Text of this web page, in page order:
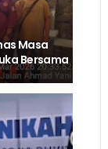
Masa
Bersama